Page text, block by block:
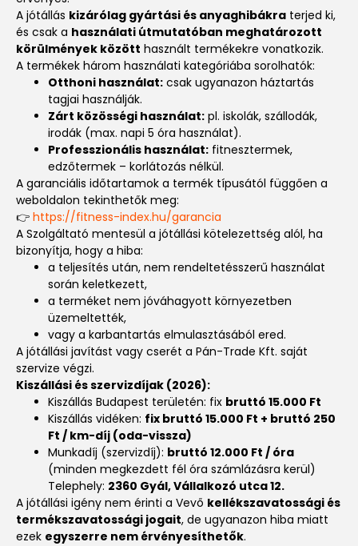
A jótállás kizárólag gyártási és anyaghibákra terjed ki,
és csak a használati útmutatóban meghatározott
körülmények között használt termékekre vonatkozik.
A termékek három használati kategóriába sorolhatók:
Otthoni használat: csak ugyanazon háztartás
tagjai használják.
Zárt közösségi használat: pl. iskolák, szállodák,
irodák (max. napi 5 óra használat).
Professzionális használat: fitnesztermek,
edzőtermek – korlátozás nélkül.
A garanciális időtartamok a termék típusától függően a
weboldalon tekinthetők meg:
👉 https://fitness-index.hu/garancia
A Szolgáltató mentesül a jótállási kötelezettség alól, ha
bizonyítja, hogy a hiba:
a teljesítés után, nem rendeltetésszerű használat
során keletkezett,
a terméket nem jóváhagyott környezetben
üzemeltették,
vagy a karbantartás elmulasztásából ered.
A jótállási javítást vagy cserét a Pán-Trade Kft. saját
szervize végzi.
Kiszállási és szervizdíjak (2026):
Kiszállás Budapest területén: fix bruttó 15.000 Ft
Kiszállás vidéken: fix bruttó 15.000 Ft + bruttó 250
Ft / km-díj (oda-vissza)
Munkadíj (szervizdíj): bruttó 12.000 Ft / óra
(minden megkezdett fél óra számlázásra kerül)
Telephely: 2360 Gyál, Vállalkozó utca 12.
A jótállási igény nem érinti a Vevő kellékszavatossági és
termékszavatossági jogait, de ugyanazon hiba miatt
ezek egyszerre nem érvényesíthetők.